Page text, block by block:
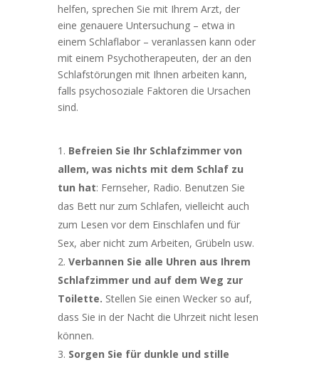
helfen, sprechen Sie mit Ihrem Arzt, der
eine genauere Untersuchung – etwa in
einem Schlaflabor – veranlassen kann oder
mit einem Psychotherapeuten, der an den
Schlafstörungen mit Ihnen arbeiten kann,
falls psychosoziale Faktoren die Ursachen
sind.
Befreien Sie Ihr Schlafzimmer von
allem, was nichts mit dem Schlaf zu
tun hat: Fernseher, Radio. Benutzen Sie
das Bett nur zum Schlafen, vielleicht auch
zum Lesen vor dem Einschlafen und für
Sex, aber nicht zum Arbeiten, Grübeln usw.
Verbannen Sie alle Uhren aus Ihrem
Schlafzimmer und auf dem Weg zur
Toilette. Stellen Sie einen Wecker so auf,
dass Sie in der Nacht die Uhrzeit nicht lesen
können.
Sorgen Sie für dunkle und stille